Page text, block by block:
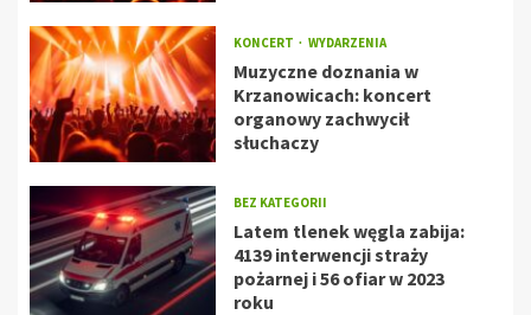
KONCERT WYDARZENIA
Muzyczne doznania w
Krzanowicach: koncert
organowy zachwycił
słuchaczy
BEZ KATEGORII
Latem tlenek węgla zabija:
4139 interwencji straży
pożarnej i 56 ofiar w 2023
roku